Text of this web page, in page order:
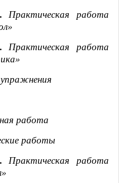
Практическая работа
Практическая работа
работа
работы
Практическая работа